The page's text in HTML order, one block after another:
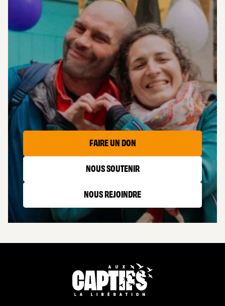
AIDER
LES CAPTIFS
FAIRE UN DON
NOUS SOUTENIR
NOUS REJOINDRE